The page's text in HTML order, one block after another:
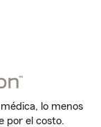
lo menos
por el costo.